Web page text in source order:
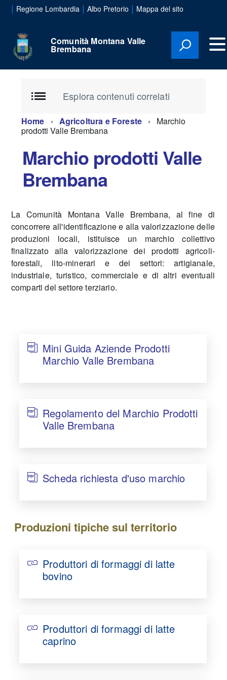
| Regione Lombardia | Albo Pretorio | Mappa del sito
Comunità Montana Valle
Brembana
Esplora contenuti correlati
Home Agricoltura e Foreste
Marchio
prodotti Valle Brembana
Marchio prodotti Valle
Brembana
La Comunità Montana Valle Brembana, al fine di
concorrere all'identificazione e alla valorizzazione delle
produzioni locali, istituisce un marchio collettivo
finalizzato alla valorizzazione dei prodotti agricoli-
forestali, lito-minerari e dei settori: artigianale,
industriale, turistico, commerciale e di altri eventuali
comparti del settore terziario.
Mini Guida Aziende Prodotti
Marchio Valle Brembana
Regolamento del Marchio Prodotti
Valle Brembana
Scheda richiesta d'uso marchio
Produzioni tipiche sul territorio
Produttori di formaggi di latte
bovino
Produttori di formaggi di latte
caprino